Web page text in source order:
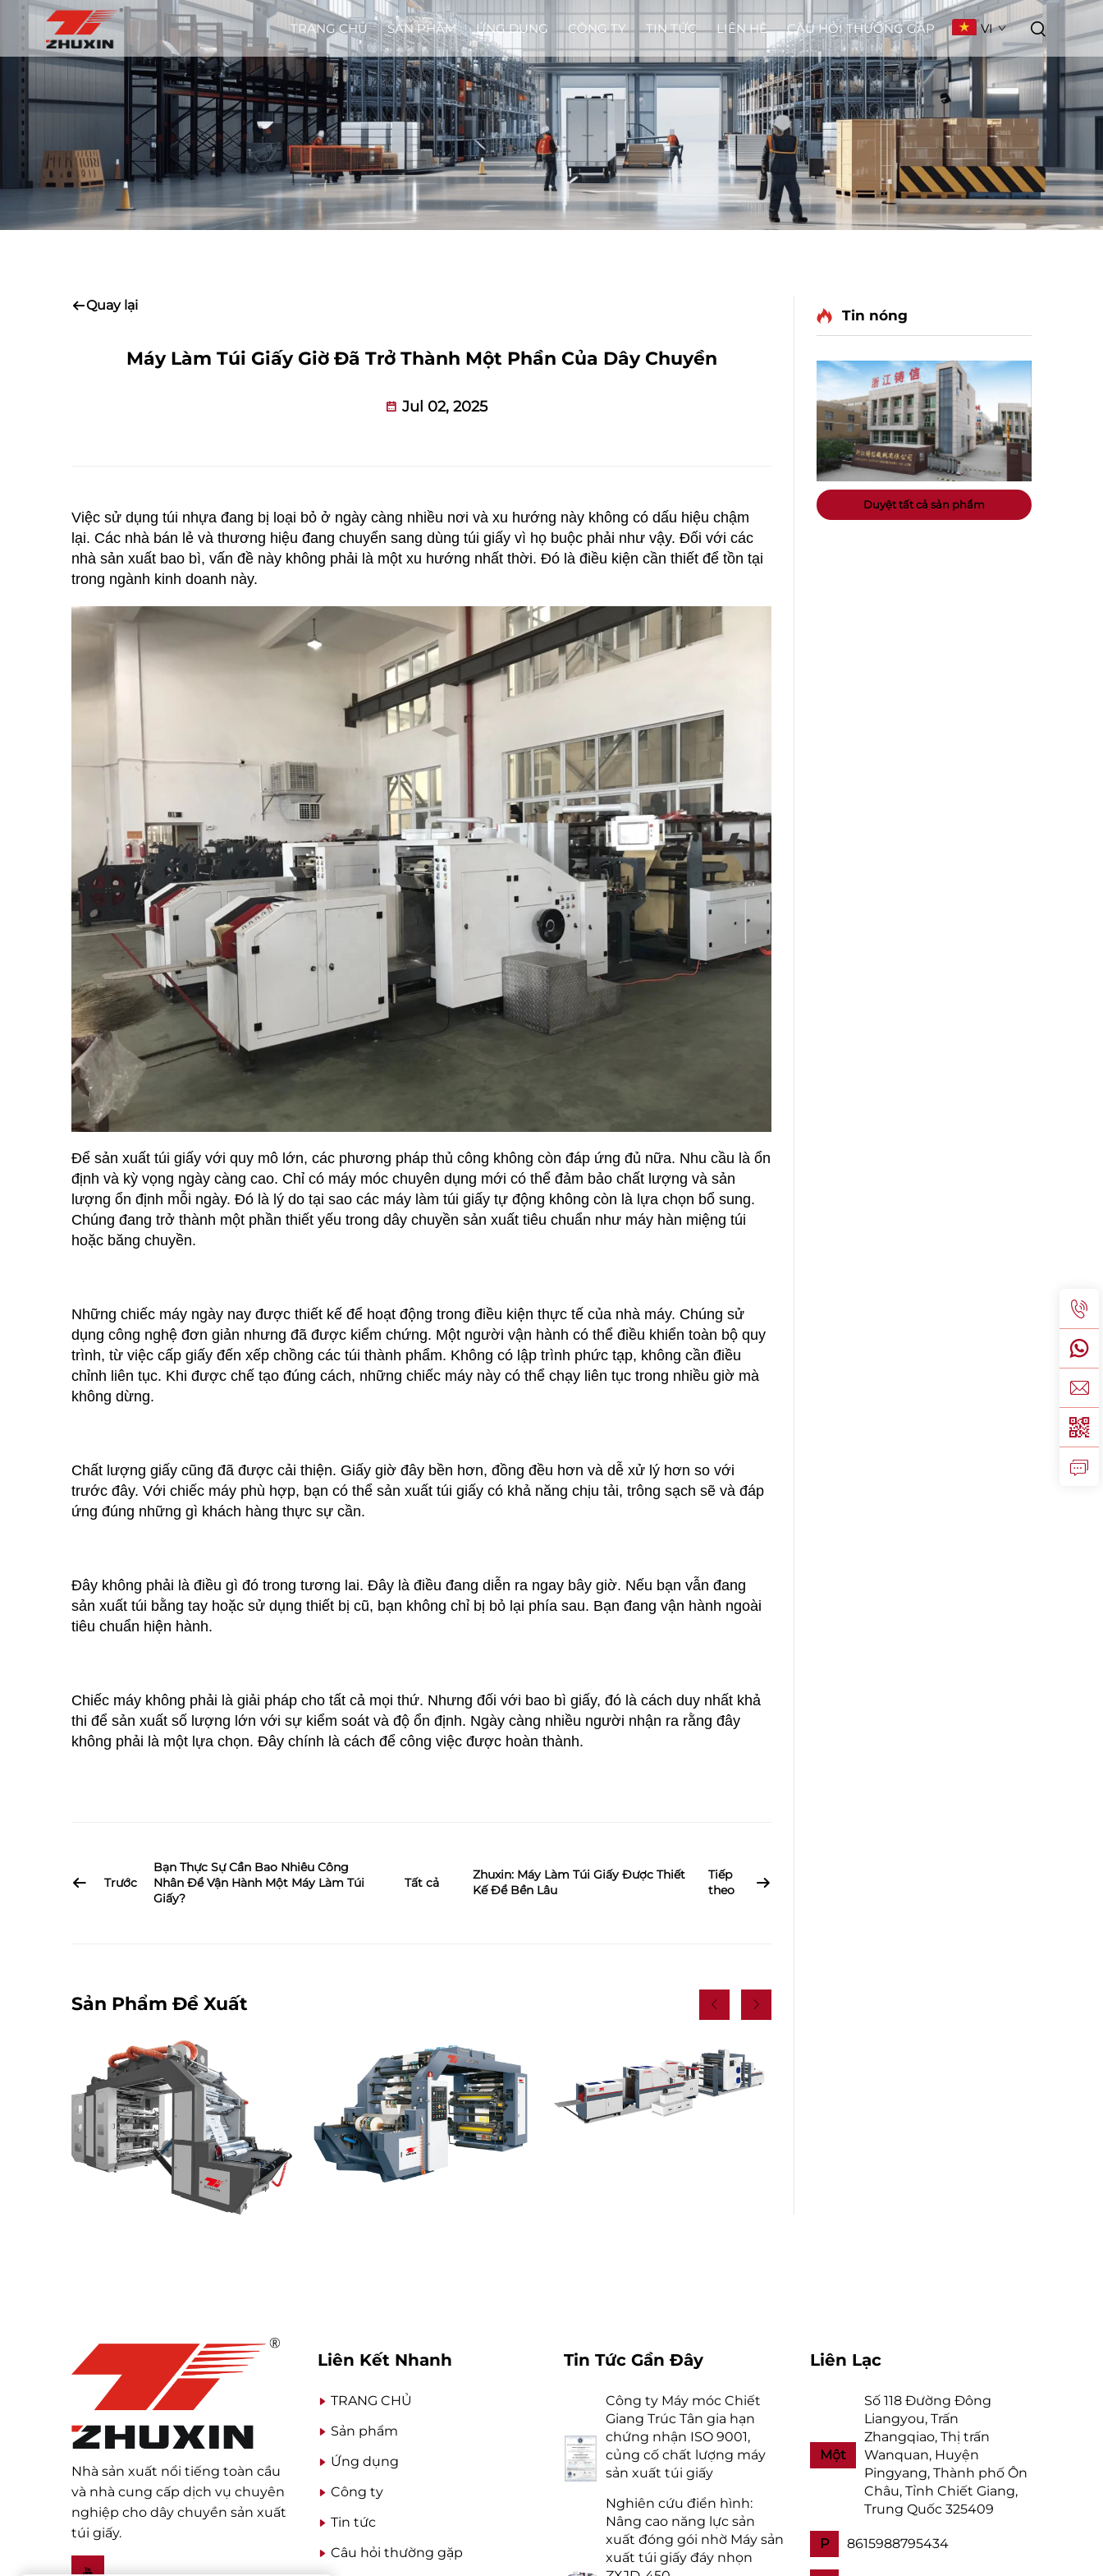
TRANG CHỦ SẢN PHẨM ỨNG DỤNG CÔNG TY TIN TỨC LIÊN HỆ CÂU HỎI THƯỜNG GẶP VI
Quay lại
Máy Làm Túi Giấy Giờ Đã Trở Thành Một Phần Của Dây Chuyền
Jul 02, 2025
Việc sử dụng túi nhựa đang bị loại bỏ ở ngày càng nhiều nơi và xu hướng này không có dấu hiệu chậm
lại. Các nhà bán lẻ và thương hiệu đang chuyển sang dùng túi giấy vì họ buộc phải như vậy. Đối với các
nhà sản xuất bao bì, vấn đề này không phải là một xu hướng nhất thời. Đó là điều kiện cần thiết để tồn tại
trong ngành kinh doanh này.
Để sản xuất túi giấy với quy mô lớn, các phương pháp thủ công không còn đáp ứng đủ nữa. Nhu cầu là ổn
định và kỳ vọng ngày càng cao. Chỉ có máy móc chuyên dụng mới có thể đảm bảo chất lượng và sản
lượng ổn định mỗi ngày. Đó là lý do tại sao các máy làm túi giấy tự động không còn là lựa chọn bổ sung.
Chúng đang trở thành một phần thiết yếu trong dây chuyền sản xuất tiêu chuẩn như máy hàn miệng túi
hoặc băng chuyền.
Những chiếc máy ngày nay được thiết kế để hoạt động trong điều kiện thực tế của nhà máy. Chúng sử
dụng công nghệ đơn giản nhưng đã được kiểm chứng. Một người vận hành có thể điều khiển toàn bộ quy
trình, từ việc cấp giấy đến xếp chồng các túi thành phẩm. Không có lập trình phức tạp, không cần điều
chỉnh liên tục. Khi được chế tạo đúng cách, những chiếc máy này có thể chạy liên tục trong nhiều giờ mà
không dừng.
Chất lượng giấy cũng đã được cải thiện. Giấy giờ đây bền hơn, đồng đều hơn và dễ xử lý hơn so với
trước đây. Với chiếc máy phù hợp, bạn có thể sản xuất túi giấy có khả năng chịu tải, trông sạch sẽ và đáp
ứng đúng những gì khách hàng thực sự cần.
Đây không phải là điều gì đó trong tương lai. Đây là điều đang diễn ra ngay bây giờ. Nếu bạn vẫn đang
sản xuất túi bằng tay hoặc sử dụng thiết bị cũ, bạn không chỉ bị bỏ lại phía sau. Bạn đang vận hành ngoài
tiêu chuẩn hiện hành.
Chiếc máy không phải là giải pháp cho tất cả mọi thứ. Nhưng đối với bao bì giấy, đó là cách duy nhất khả
thi để sản xuất số lượng lớn với sự kiểm soát và độ ổn định. Ngày càng nhiều người nhận ra rằng đây
không phải là một lựa chọn. Đây chính là cách để công việc được hoàn thành.
Trước
Bạn Thực Sự Cần Bao Nhiêu Công
Nhân Để Vận Hành Một Máy Làm Túi
Giấy?
Tất cả
Zhuxin: Máy Làm Túi Giấy Được Thiết
Kế Để Bền Lâu
Tiếp
theo
Sản Phẩm Đề Xuất
Tin nóng
Duyệt tất cả sản phẩm
Nhà sản xuất nổi tiếng toàn cầu
và nhà cung cấp dịch vụ chuyên
nghiệp cho dây chuyền sản xuất
túi giấy.
Liên Kết Nhanh
TRANG CHỦ
Sản phẩm
Ứng dụng
Công ty
Tin tức
Câu hỏi thường gặp
Tin Tức Gần Đây
Công ty Máy móc Chiết
Giang Trúc Tân gia hạn
chứng nhận ISO 9001,
củng cố chất lượng máy
sản xuất túi giấy
Nghiên cứu điển hình:
Nâng cao năng lực sản
xuất đóng gói nhờ Máy sản
xuất túi giấy đáy nhọn
Liên Lạc
Một
Số 118 Đường Đông
Liangyou, Trấn
Zhangqiao, Thị trấn
Wanquan, Huyện
Pingyang, Thành phố Ôn
Châu, Tỉnh Chiết Giang,
Trung Quốc 325409
P 8615988795434